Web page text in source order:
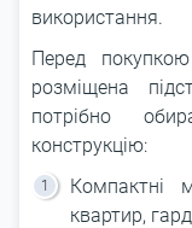
використання.
Перед
розміщена
потрібно
конструкцію:
Компактні
квартир,